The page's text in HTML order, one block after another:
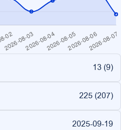
13 (9)
225 (207)
2025-09-19